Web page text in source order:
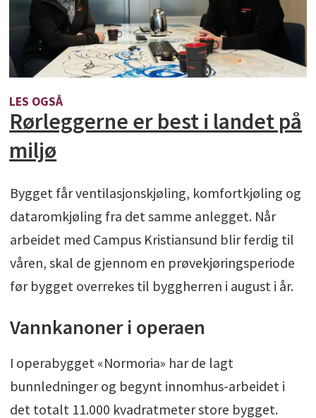
LES OGSÅ
Rørleggerne er best i landet på
miljø
Bygget får ventilasjonskjøling, komfortkjøling og
dataromkjøling fra det samme anlegget. Når
arbeidet med Campus Kristiansund blir ferdig til
våren, skal de gjennom en prøvekjøringsperiode
før bygget overrekes til byggherren i august i år.
Vannkanoner i operaen
I operabygget «Normoria» har de lagt
bunnledninger og begynt innomhus-arbeidet i
det totalt 11.000 kvadratmeter store bygget.